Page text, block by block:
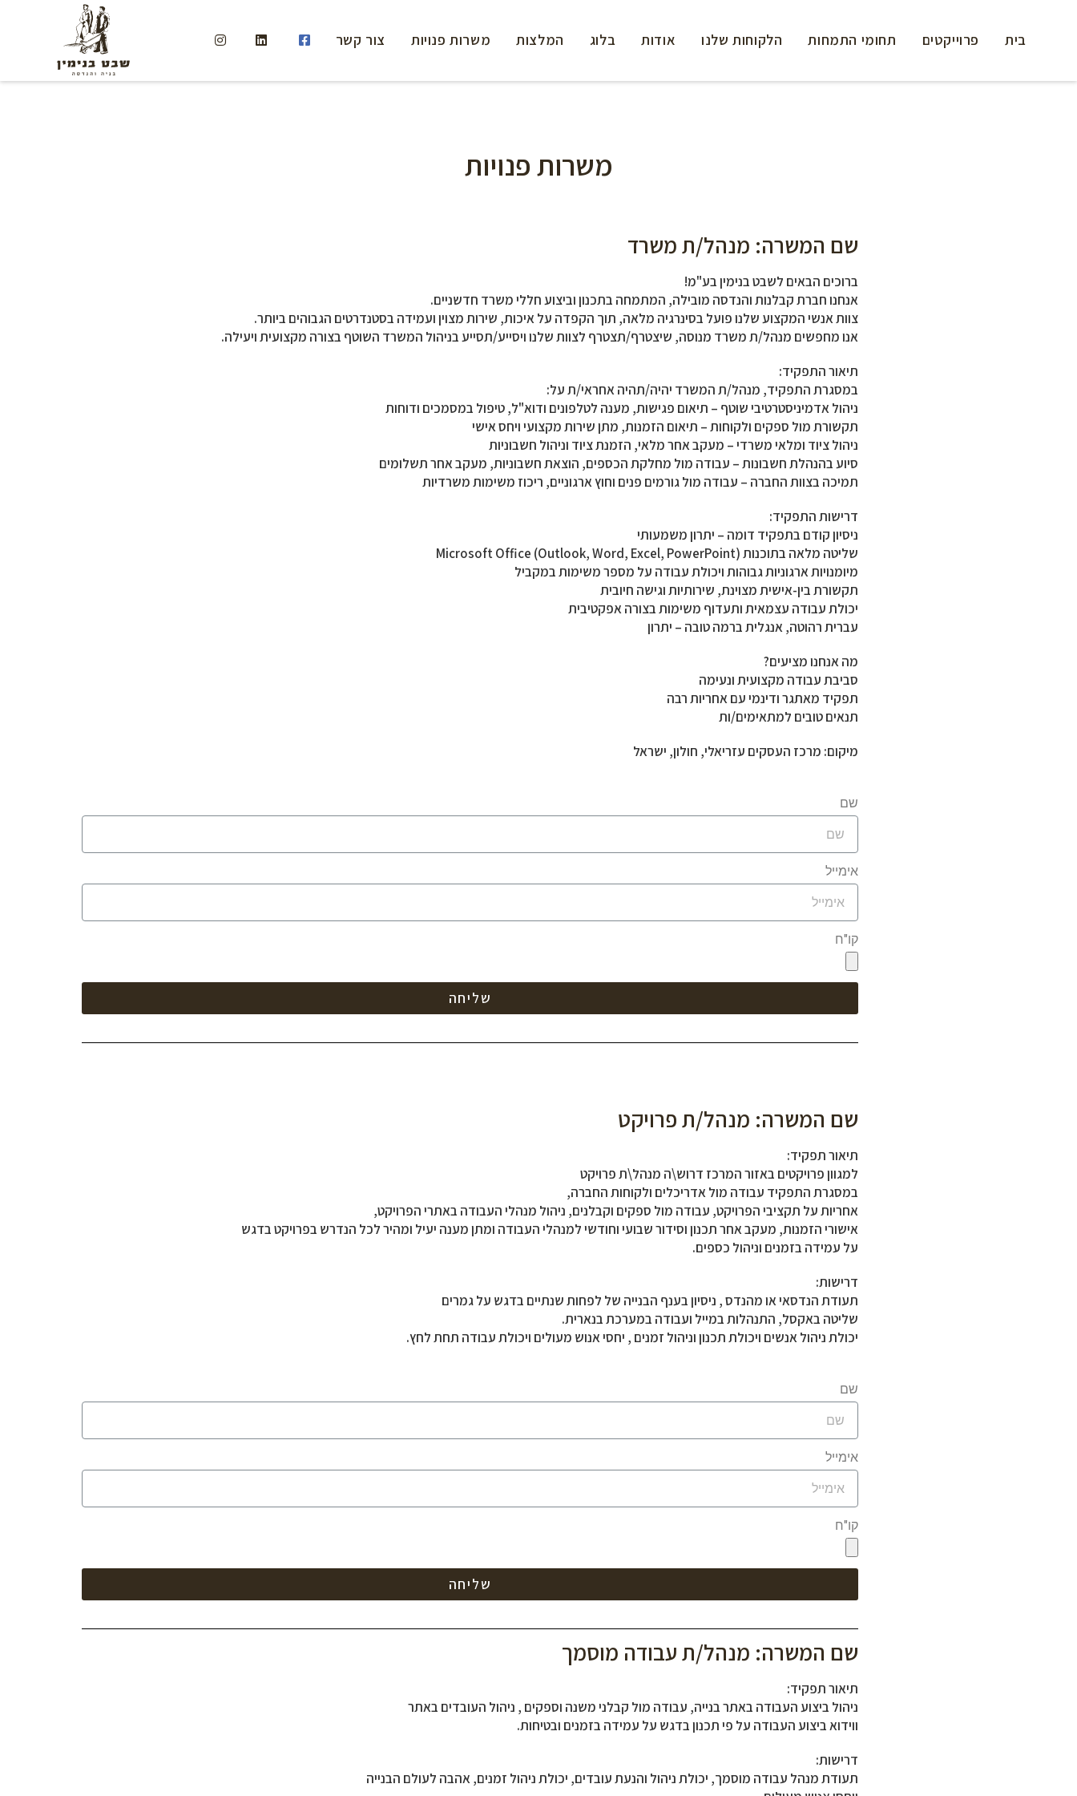
בית פרוייקטים תחומי התמחות הלקוחות שלנו אודות בלוג המלצות משרות פנויות צור קשר
משרות פנויות
שם המשרה: מנהל/ת משרד
ברוכים הבאים לשבט בנימין בע"מ!
אנחנו חברת קבלנות והנדסה מובילה, המתמחה בתכנון וביצוע חללי משרד חדשניים.
צוות אנשי המקצוע שלנו פועל בסינרגיה מלאה, תוך הקפדה על איכות, שירות מצוין ועמידה בסטנדרטים הגבוהים ביותר.
אנו מחפשים מנהל/ת משרד מנוסה, שיצטרף/תצטרף לצוות שלנוויסייע/תסייע בניהול המשרד השוטף בצורה מקצועית ויעילה.
תיאור התפקיד:
במסגרת התפקיד, מנהל/ת המשרד יהיה/תהיה אחראי/ת על:
ניהול אדמיניסטרטיבי שוטף – תיאום פגישות, מענה לטלפונים ודוא"ל, טיפול במסמכים ודוחות
תקשורת מול ספקים ולקוחות – תיאום הזמנות, מתן שירות מקצועי ויחס אישי
ניהול ציוד ומלאי משרדי – מעקב אחר מלאי, הזמנת ציוד וניהול חשבוניות
סיוע בהנהלת חשבונות – עבודה מול מחלקת הכספים, הוצאת חשבוניות, מעקב אחר תשלומים
תמיכה בצוות החברה – עבודה מול גורמים פנים וחוץ ארגוניים, ריכוז משימות משרדיות
דרישות התפקיד:
ניסיון קודם בתפקיד דומה – יתרון משמעותי
שליטה מלאה בתוכנות Microsoft Office (Outlook, Word, Excel, PowerPoint)
מיומנויות ארגוניות גבוהות ויכולת עבודה על מספר משימות במקביל
תקשורת בין-אישית מצוינת, שירותיות וגישה חיובית
יכולת עבודה עצמאית ותעדוף משימות בצורה אפקטיבית
עברית רהוטה, אנגלית ברמה טובה – יתרון
מה אנחנו מציעים?
סביבת עבודה מקצועית ונעימה
תפקיד מאתגר ודינמי עם אחריות רבה
תנאים טובים למתאימים/ות
מיקום: מרכז העסקים עזריאלי, חולון, ישראל
שם
אימייל
קו"ח
שליחה
שם המשרה: מנהל/ת פרויקט
תיאור תפקיד:
למגוון פרויקטים באזור המרכז דרוש\ה מנהל\ת פרויקט
במסגרת התפקיד עבודה מול אדריכלים ולקוחות החברה,
אחריות על תקציבי הפרויקט, עבודה מול ספקים וקבלנים, ניהול מנהלי העבודה באתרי הפרויקט,
אישורי הזמנות, מעקב אחר תכנון וסידור שבועי וחודשי למנהלי העבודה ומתן מענה יעיל ומהיר לכל הנדרש בפרויקט בדגש
על עמידה בזמנים וניהול כספים.
דרישות:
תעודת הנדסאי או מהנדס , ניסיון בענף הבנייה של לפחות שנתיים בדגש על גמרים
שליטה באקסל, התנהלות במייל ועבודה במערכת בנארית.
יכולת ניהול אנשים ויכולת תכנון וניהול זמנים , יחסי אנוש מעולים ויכולת עבודה תחת לחץ.
שם
אימייל
קו"ח
שליחה
שם המשרה: מנהל/ת עבודה מוסמך
תיאור תפקיד:
ניהול ביצוע העבודה באתר בנייה, עבודה מול קבלני משנה וספקים , ניהול העובדים באתר
ווידוא ביצוע העבודה על פי תכנון בדגש על עמידה בזמנים ובטיחות.
דרישות:
תעודת מנהל עבודה מוסמך, יכולת ניהול והנעת עובדים, יכולת ניהול זמנים, אהבה לעולם הבנייה